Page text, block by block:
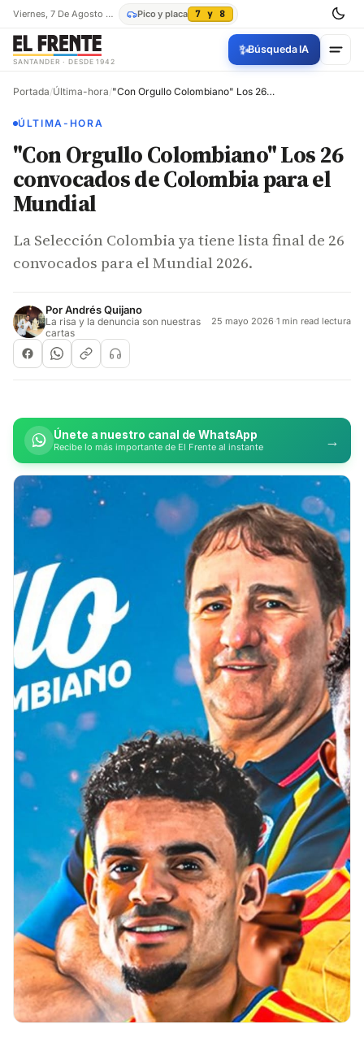
Viernes, 7 De Agosto De 2026 Pico y placa 7 y 8
SANTANDER · DESDE 1942
✨Búsqueda IA
Portada/Última-hora/ "Con Orgullo Colombiano" Los 26 convocados de Colombia para el Mundial
ÚLTIMA-HORA
"Con Orgullo Colombiano" Los 26
convocados de Colombia para el
Mundial
La Selección Colombia ya tiene lista final de 26
convocados para el Mundial 2026.
PorAndrés Quijano
La risa y la denuncia son nuestras
cartas
25 mayo 2026·1 min read lectura
Únete a nuestro canal de WhatsApp
Recibe lo más importante de El Frente al instante →